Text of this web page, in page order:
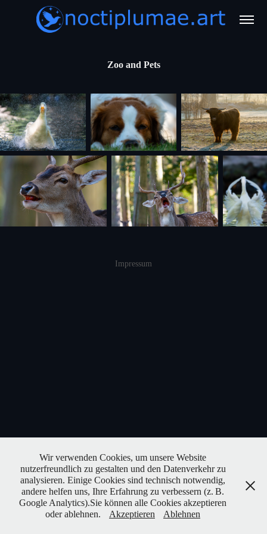
Zoo and Pets
Impressum
Wir verwenden Cookies, um unsere Website
nutzerfreundlich zu gestalten und den Datenverkehr zu
analysieren. Einige Cookies sind technisch notwendig,
andere helfen uns, Ihre Erfahrung zu verbessern (z. B.
Google Analytics).Sie können alle Cookies akzeptieren
oder ablehnen.
Akzeptieren Ablehnen